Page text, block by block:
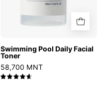
Swimming Pool Daily Facial
Toner
58,700 MNT